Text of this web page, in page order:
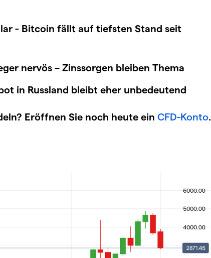
- Bitcoin fällt auf tiefsten Stand seit
nervös – Zinssorgen bleiben Thema
in Russland bleibt eher unbedeutend
Eröffnen Sie noch heute ein CFD-Konto.